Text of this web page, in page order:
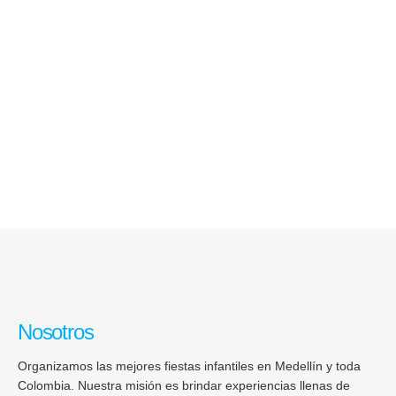
Nosotros
Organizamos las mejores fiestas infantiles en Medellín y toda
Colombia. Nuestra misión es brindar experiencias llenas de